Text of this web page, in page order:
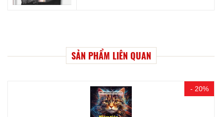
SẢN PHẨM LIÊN QUAN
- 20%